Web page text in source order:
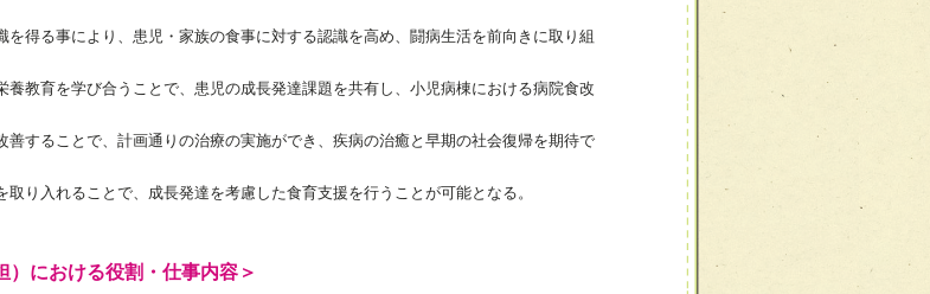
得る事により、患児・家族の食事に対する認識を高め、闘病生活を前向きに取り組
教育を学び合うことで、患児の成長発達課題を共有し、小児病棟における病院食改
することで、計画通りの治療の実施ができ、疾病の治癒と早期の社会復帰を期待で
り入れることで、成長発達を考慮した食育支援を行うことが可能となる。
）における役割・仕事内容＞